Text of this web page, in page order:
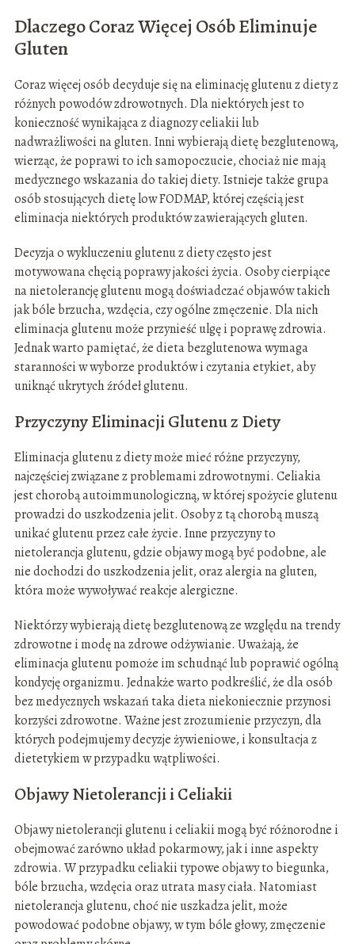
Dlaczego Coraz Więcej Osób Eliminuje
Gluten
Coraz więcej osób decyduje się na eliminację glutenu z diety z
różnych powodów zdrowotnych. Dla niektórych jest to
konieczność wynikająca z diagnozy celiakii lub
nadwrażliwości na gluten. Inni wybierają dietę bezglutenową,
wierząc, że poprawi to ich samopoczucie, chociaż nie mają
medycznego wskazania do takiej diety. Istnieje także grupa
osób stosujących dietę low FODMAP, której częścią jest
eliminacja niektórych produktów zawierających gluten.
Decyzja o wykluczeniu glutenu z diety często jest
motywowana chęcią poprawy jakości życia. Osoby cierpiące
na nietolerancję glutenu mogą doświadczać objawów takich
jak bóle brzucha, wzdęcia, czy ogólne zmęczenie. Dla nich
eliminacja glutenu może przynieść ulgę i poprawę zdrowia.
Jednak warto pamiętać, że dieta bezglutenowa wymaga
staranności w wyborze produktów i czytania etykiet, aby
uniknąć ukrytych źródeł glutenu.
Przyczyny Eliminacji Glutenu z Diety
Eliminacja glutenu z diety może mieć różne przyczyny,
najczęściej związane z problemami zdrowotnymi. Celiakia
jest chorobą autoimmunologiczną, w której spożycie glutenu
prowadzi do uszkodzenia jelit. Osoby z tą chorobą muszą
unikać glutenu przez całe życie. Inne przyczyny to
nietolerancja glutenu, gdzie objawy mogą być podobne, ale
nie dochodzi do uszkodzenia jelit, oraz alergia na gluten,
która może wywoływać reakcje alergiczne.
Niektórzy wybierają dietę bezglutenową ze względu na trendy
zdrowotne i modę na zdrowe odżywianie. Uważają, że
eliminacja glutenu pomoże im schudnąć lub poprawić ogólną
kondycję organizmu. Jednakże warto podkreślić, że dla osób
bez medycznych wskazań taka dieta niekoniecznie przynosi
korzyści zdrowotne. Ważne jest zrozumienie przyczyn, dla
których podejmujemy decyzje żywieniowe, i konsultacja z
dietetykiem w przypadku wątpliwości.
Objawy Nietolerancji i Celiakii
Objawy nietolerancji glutenu i celiakii mogą być różnorodne i
obejmować zarówno układ pokarmowy, jak i inne aspekty
zdrowia. W przypadku celiakii typowe objawy to biegunka,
bóle brzucha, wzdęcia oraz utrata masy ciała. Natomiast
nietolerancja glutenu, choć nie uszkadza jelit, może
powodować podobne objawy, w tym bóle głowy, zmęczenie